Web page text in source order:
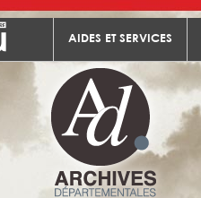
AIDES ET SERVICES